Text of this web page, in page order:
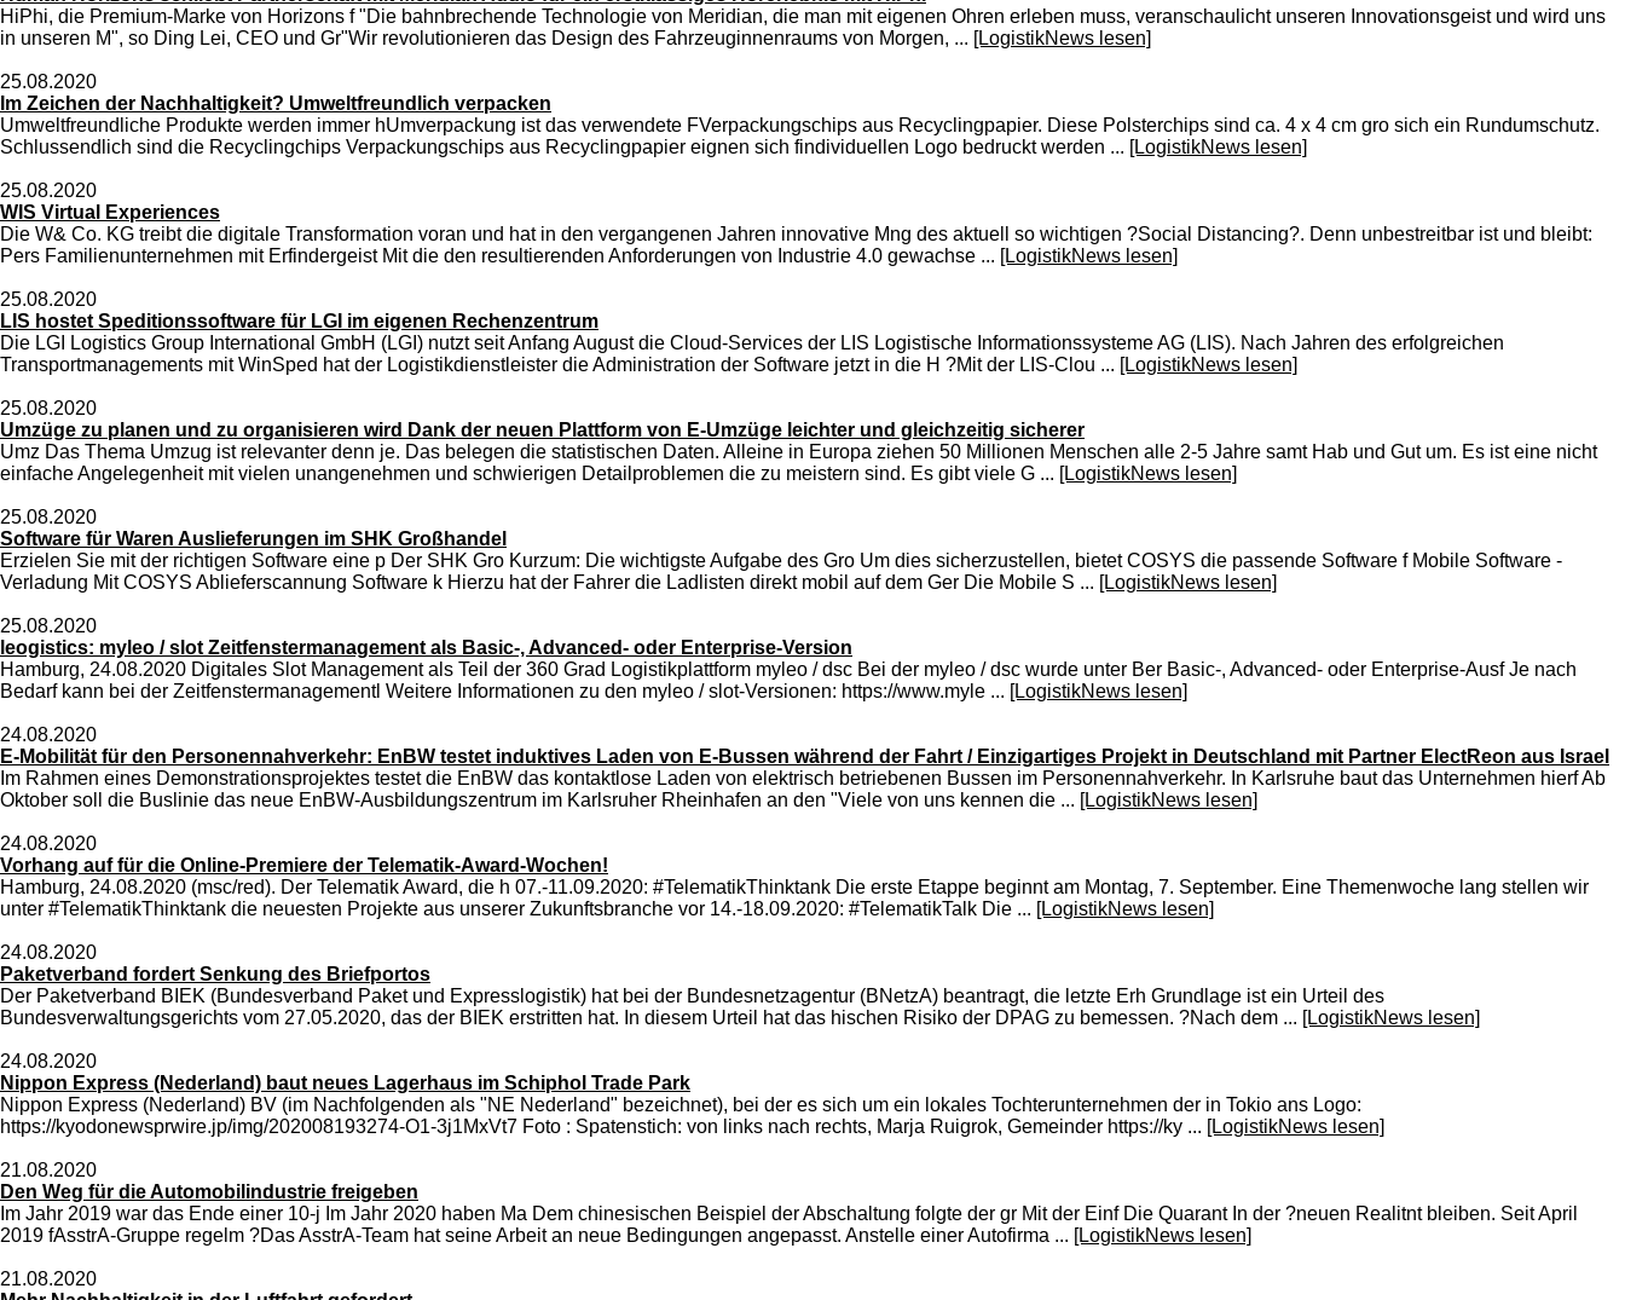
HiPhi, die Premium-Marke von Horizons f "Die bahnbrechende Technologie von Meridian, die man mit eigenen Ohren erleben muss, veranschaulicht unseren Innovationsgeist und wird uns
in unseren M", so Ding Lei, CEO und Gr"Wir revolutionieren das Design des Fahrzeuginnenraums von Morgen, ... [LogistikNews lesen]
25.08.2020
Im Zeichen der Nachhaltigkeit? Umweltfreundlich verpacken
Umweltfreundliche Produkte werden immer hUmverpackung ist das verwendete FVerpackungschips aus Recyclingpapier. Diese Polsterchips sind ca. 4 x 4 cm gro sich ein Rundumschutz.
Schlussendlich sind die Recyclingchips Verpackungschips aus Recyclingpapier eignen sich findividuellen Logo bedruckt werden ... [LogistikNews lesen]
25.08.2020
WIS Virtual Experiences
Die W& Co. KG treibt die digitale Transformation voran und hat in den vergangenen Jahren innovative Mng des aktuell so wichtigen ?Social Distancing?. Denn unbestreitbar ist und bleibt:
Pers Familienunternehmen mit Erfindergeist Mit die den resultierenden Anforderungen von Industrie 4.0 gewachse ... [LogistikNews lesen]
25.08.2020
LIS hostet Speditionssoftware für LGI im eigenen Rechenzentrum
Die LGI Logistics Group International GmbH (LGI) nutzt seit Anfang August die Cloud-Services der LIS Logistische Informationssysteme AG (LIS). Nach Jahren des erfolgreichen
Transportmanagements mit WinSped hat der Logistikdienstleister die Administration der Software jetzt in die H ?Mit der LIS-Clou ... [LogistikNews lesen]
25.08.2020
Umzüge zu planen und zu organisieren wird Dank der neuen Plattform von E-Umzüge leichter und gleichzeitig sicherer
Umz Das Thema Umzug ist relevanter denn je. Das belegen die statistischen Daten. Alleine in Europa ziehen 50 Millionen Menschen alle 2-5 Jahre samt Hab und Gut um. Es ist eine nicht
einfache Angelegenheit mit vielen unangenehmen und schwierigen Detailproblemen die zu meistern sind. Es gibt viele G ... [LogistikNews lesen]
25.08.2020
Software für Waren Auslieferungen im SHK Großhandel
Erzielen Sie mit der richtigen Software eine p Der SHK Gro Kurzum: Die wichtigste Aufgabe des Gro Um dies sicherzustellen, bietet COSYS die passende Software f Mobile Software -
Verladung Mit COSYS Ablieferscannung Software k Hierzu hat der Fahrer die Ladlisten direkt mobil auf dem Ger Die Mobile S ... [LogistikNews lesen]
25.08.2020
leogistics: myleo / slot Zeitfenstermanagement als Basic-, Advanced- oder Enterprise-Version
Hamburg, 24.08.2020 Digitales Slot Management als Teil der 360 Grad Logistikplattform myleo / dsc Bei der myleo / dsc wurde unter Ber Basic-, Advanced- oder Enterprise-Ausf Je nach
Bedarf kann bei der Zeitfenstermanagementl Weitere Informationen zu den myleo / slot-Versionen: https://www.myle ... [LogistikNews lesen]
24.08.2020
E-Mobilität für den Personennahverkehr: EnBW testet induktives Laden von E-Bussen während der Fahrt / Einzigartiges Projekt in Deutschland mit Partner ElectReon aus Israel
Im Rahmen eines Demonstrationsprojektes testet die EnBW das kontaktlose Laden von elektrisch betriebenen Bussen im Personennahverkehr. In Karlsruhe baut das Unternehmen hierf Ab
Oktober soll die Buslinie das neue EnBW-Ausbildungszentrum im Karlsruher Rheinhafen an den "Viele von uns kennen die ... [LogistikNews lesen]
24.08.2020
Vorhang auf für die Online-Premiere der Telematik-Award-Wochen!
Hamburg, 24.08.2020 (msc/red). Der Telematik Award, die h 07.-11.09.2020: #TelematikThinktank Die erste Etappe beginnt am Montag, 7. September. Eine Themenwoche lang stellen wir
unter #TelematikThinktank die neuesten Projekte aus unserer Zukunftsbranche vor 14.-18.09.2020: #TelematikTalk Die ... [LogistikNews lesen]
24.08.2020
Paketverband fordert Senkung des Briefportos
Der Paketverband BIEK (Bundesverband Paket und Expresslogistik) hat bei der Bundesnetzagentur (BNetzA) beantragt, die letzte Erh Grundlage ist ein Urteil des
Bundesverwaltungsgerichts vom 27.05.2020, das der BIEK erstritten hat. In diesem Urteil hat das hischen Risiko der DPAG zu bemessen. ?Nach dem ... [LogistikNews lesen]
24.08.2020
Nippon Express (Nederland) baut neues Lagerhaus im Schiphol Trade Park
Nippon Express (Nederland) BV (im Nachfolgenden als "NE Nederland" bezeichnet), bei der es sich um ein lokales Tochterunternehmen der in Tokio ans Logo:
https://kyodonewsprwire.jp/img/202008193274-O1-3j1MxVt7 Foto : Spatenstich: von links nach rechts, Marja Ruigrok, Gemeinder https://ky ... [LogistikNews lesen]
21.08.2020
Den Weg für die Automobilindustrie freigeben
Im Jahr 2019 war das Ende einer 10-j Im Jahr 2020 haben Ma Dem chinesischen Beispiel der Abschaltung folgte der gr Mit der Einf Die Quarant In der ?neuen Realitnt bleiben. Seit April
2019 fAsstrA-Gruppe regelm ?Das AsstrA-Team hat seine Arbeit an neue Bedingungen angepasst. Anstelle einer Autofirma ... [LogistikNews lesen]
21.08.2020